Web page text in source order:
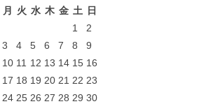
月 火 水 木 金 土 日
1
2
3
4 5 6 7 8
9
10 11 12 13 14 15 16
17 18 19 20 21 22 23
24 25 26 27 28 29 30